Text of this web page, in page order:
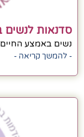
סדנאות לנשים
נשים באמצע החיים
- להמשך קריאה -